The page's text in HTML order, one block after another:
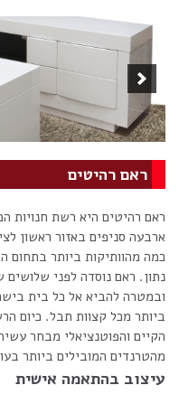
ראם רהיטים
ראם רהיטים היא רשת חנויות
ארבעה סניפים באזור ראשון
כמה מהוותיקות ביותר
נתון. ראם נוסדה לפני
ובמטרה להביא אל כל בית
ביותר מכל קצוות תבל. כיום
הקיים והפוטנציאלי מבחר
מהטרנדים המובילים ביותר
עיצוב בהתאמה אישית